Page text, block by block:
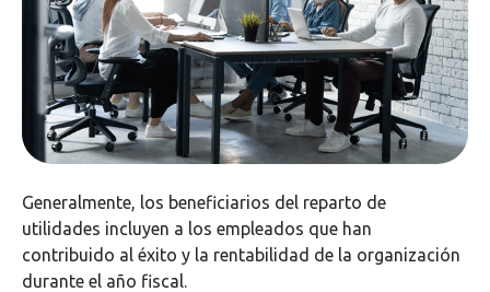
Generalmente, los beneficiarios del reparto de
utilidades incluyen a los empleados que han
contribuido al éxito y la rentabilidad de la organización
durante el año fiscal.